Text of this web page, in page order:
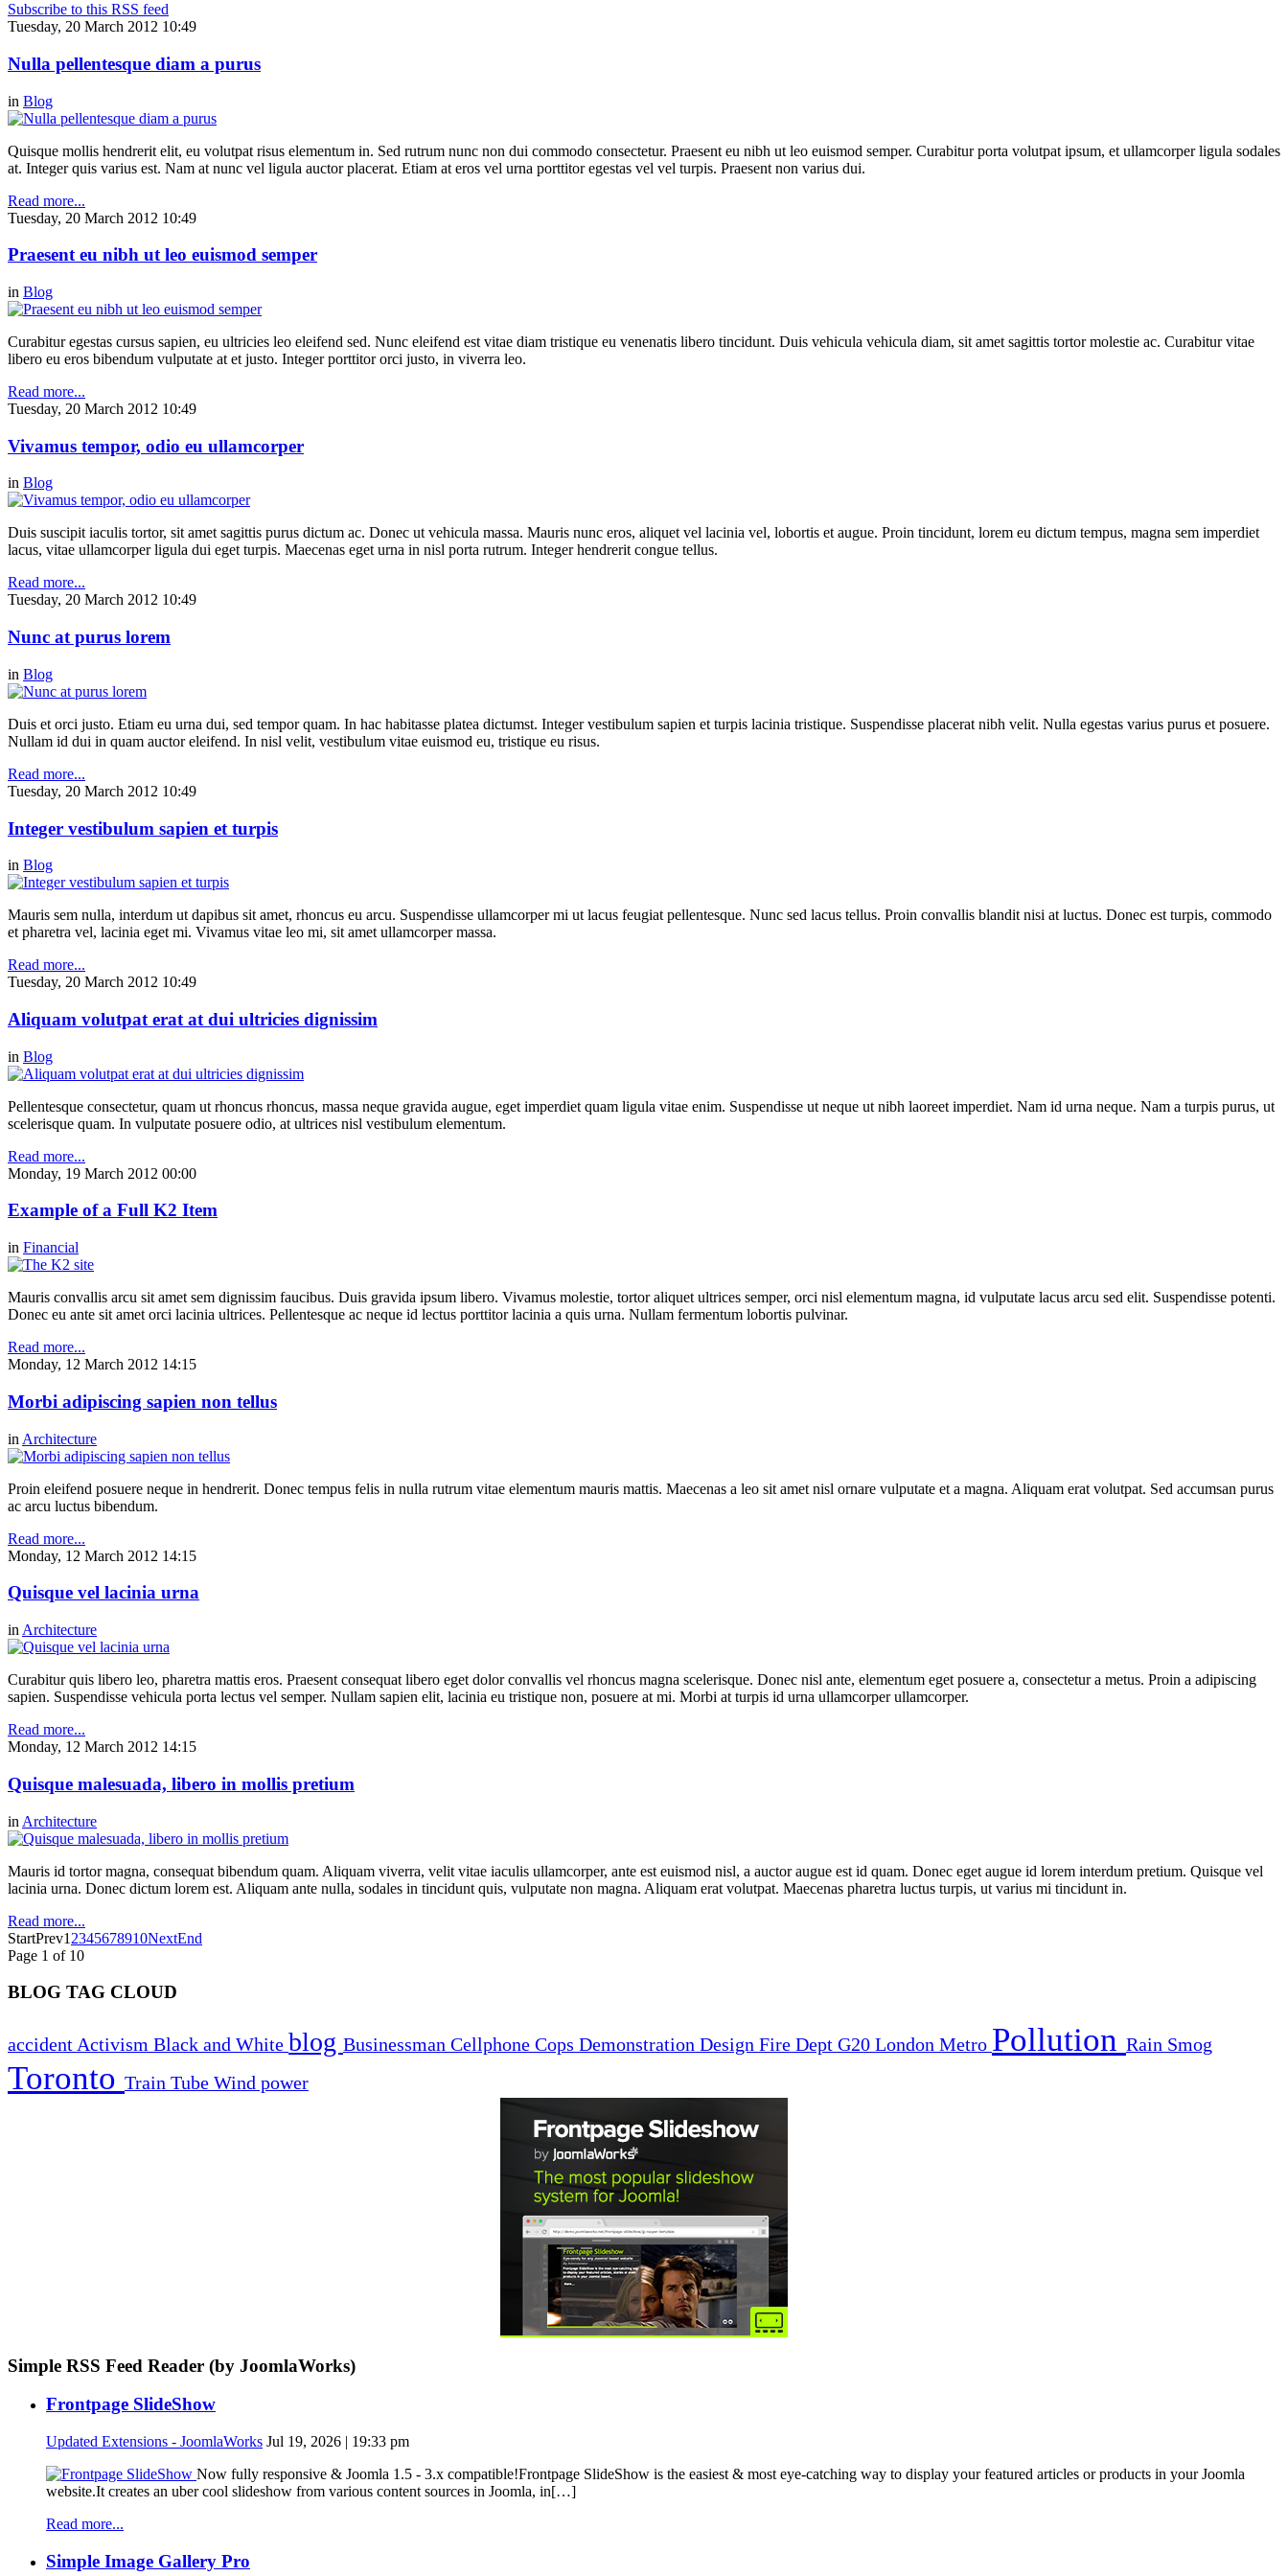
Subscribe to this RSS feed
Tuesday, 20 March 2012 10:49
Nulla pellentesque diam a purus
in Blog
Quisque mollis hendrerit elit, eu volutpat risus elementum in. Sed rutrum nunc non dui commodo consectetur. Praesent eu nibh ut leo euismod semper. Curabitur porta volutpat ipsum, et ullamcorper ligula sodales
at. Integer quis varius est. Nam at nunc vel ligula auctor placerat. Etiam at eros vel urna porttitor egestas vel vel turpis. Praesent non varius dui.
Read more...
Tuesday, 20 March 2012 10:49
Praesent eu nibh ut leo euismod semper
in Blog
Curabitur egestas cursus sapien, eu ultricies leo eleifend sed. Nunc eleifend est vitae diam tristique eu venenatis libero tincidunt. Duis vehicula vehicula diam, sit amet sagittis tortor molestie ac. Curabitur vitae
libero eu eros bibendum vulputate at et justo. Integer porttitor orci justo, in viverra leo.
Read more...
Tuesday, 20 March 2012 10:49
Vivamus tempor, odio eu ullamcorper
in Blog
Duis suscipit iaculis tortor, sit amet sagittis purus dictum ac. Donec ut vehicula massa. Mauris nunc eros, aliquet vel lacinia vel, lobortis et augue. Proin tincidunt, lorem eu dictum tempus, magna sem imperdiet
lacus, vitae ullamcorper ligula dui eget turpis. Maecenas eget urna in nisl porta rutrum. Integer hendrerit congue tellus.
Read more...
Tuesday, 20 March 2012 10:49
Nunc at purus lorem
in Blog
Duis et orci justo. Etiam eu urna dui, sed tempor quam. In hac habitasse platea dictumst. Integer vestibulum sapien et turpis lacinia tristique. Suspendisse placerat nibh velit. Nulla egestas varius purus et posuere.
Nullam id dui in quam auctor eleifend. In nisl velit, vestibulum vitae euismod eu, tristique eu risus.
Read more...
Tuesday, 20 March 2012 10:49
Integer vestibulum sapien et turpis
in Blog
Mauris sem nulla, interdum ut dapibus sit amet, rhoncus eu arcu. Suspendisse ullamcorper mi ut lacus feugiat pellentesque. Nunc sed lacus tellus. Proin convallis blandit nisi at luctus. Donec est turpis, commodo
et pharetra vel, lacinia eget mi. Vivamus vitae leo mi, sit amet ullamcorper massa.
Read more...
Tuesday, 20 March 2012 10:49
Aliquam volutpat erat at dui ultricies dignissim
in Blog
Pellentesque consectetur, quam ut rhoncus rhoncus, massa neque gravida augue, eget imperdiet quam ligula vitae enim. Suspendisse ut neque ut nibh laoreet imperdiet. Nam id urna neque. Nam a turpis purus, ut
scelerisque quam. In vulputate posuere odio, at ultrices nisl vestibulum elementum.
Read more...
Monday, 19 March 2012 00:00
Example of a Full K2 Item
in Financial
Mauris convallis arcu sit amet sem dignissim faucibus. Duis gravida ipsum libero. Vivamus molestie, tortor aliquet ultrices semper, orci nisl elementum magna, id vulputate lacus arcu sed elit. Suspendisse potenti.
Donec eu ante sit amet orci lacinia ultrices. Pellentesque ac neque id lectus porttitor lacinia a quis urna. Nullam fermentum lobortis pulvinar.
Read more...
Monday, 12 March 2012 14:15
Morbi adipiscing sapien non tellus
in Architecture
Proin eleifend posuere neque in hendrerit. Donec tempus felis in nulla rutrum vitae elementum mauris mattis. Maecenas a leo sit amet nisl ornare vulputate et a magna. Aliquam erat volutpat. Sed accumsan purus
ac arcu luctus bibendum.
Read more...
Monday, 12 March 2012 14:15
Quisque vel lacinia urna
in Architecture
Curabitur quis libero leo, pharetra mattis eros. Praesent consequat libero eget dolor convallis vel rhoncus magna scelerisque. Donec nisl ante, elementum eget posuere a, consectetur a metus. Proin a adipiscing
sapien. Suspendisse vehicula porta lectus vel semper. Nullam sapien elit, lacinia eu tristique non, posuere at mi. Morbi at turpis id urna ullamcorper ullamcorper.
Read more...
Monday, 12 March 2012 14:15
Quisque malesuada, libero in mollis pretium
in Architecture
Mauris id tortor magna, consequat bibendum quam. Aliquam viverra, velit vitae iaculis ullamcorper, ante est euismod nisl, a auctor augue est id quam. Donec eget augue id lorem interdum pretium. Quisque vel
lacinia urna. Donec dictum lorem est. Aliquam ante nulla, sodales in tincidunt quis, vulputate non magna. Aliquam erat volutpat. Maecenas pharetra luctus turpis, ut varius mi tincidunt in.
Read more...
StartPrev1 2345678910NextEnd
Page 1 of 10
BLOG TAG CLOUD
accident Activism Black and White blog Businessman Cellphone Cops Demonstration Design Fire Dept G20 London Metro Pollution Rain Smog
Toronto Train Tube Wind power
Simple RSS Feed Reader (by JoomlaWorks)
Frontpage SlideShow
Updated Extensions - JoomlaWorks Jul 19, 2026 | 19:33 pm
Now fully responsive & Joomla 1.5 - 3.x compatible!Frontpage SlideShow is the easiest & most eye-catching way to display your featured articles or products in your Joomla
website.It creates an uber cool slideshow from various content sources in Joomla, in[…]
Read more...
Simple Image Gallery Pro